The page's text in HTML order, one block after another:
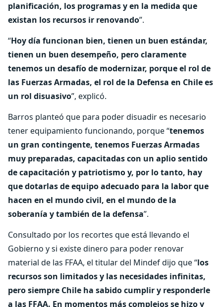
planificación, los programas y en la medida que
existan los recursos ir renovando”.
“Hoy día funcionan bien, tienen un buen estándar,
tienen un buen desempeño, pero claramente
tenemos un desafío de modernizar, porque el rol de
las Fuerzas Armadas, el rol de la Defensa en Chile es
un rol disuasivo”, explicó.
Barros planteó que para poder disuadir es necesario
tener equipamiento funcionando, porque “tenemos
un gran contingente, tenemos Fuerzas Armadas
muy preparadas, capacitadas con un aplio sentido
de capacitación y patriotismo y, por lo tanto, hay
que dotarlas de equipo adecuado para la labor que
hacen en el mundo civil, en el mundo de la
soberanía y también de la defensa”.
Consultado por los recortes que está llevando el
Gobierno y si existe dinero para poder renovar
material de las FFAA, el titular del Mindef dijo que “los
recursos son limitados y las necesidades infinitas,
pero siempre Chile ha sabido cumplir y responderle
a las FFAA. En momentos más complejos se hizo y